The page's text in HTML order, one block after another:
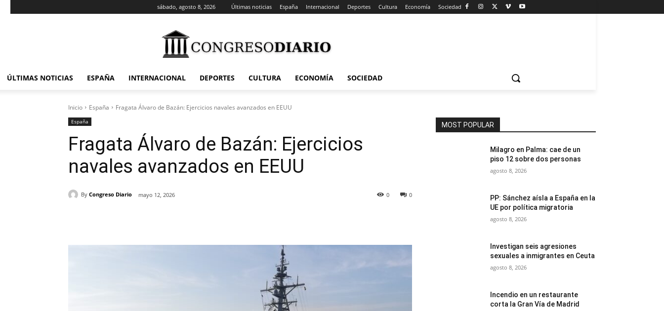
sábado, agosto 8, 2026 Últimas noticias España Internacional Deportes Cultura Economía Sociedad
ÚLTIMAS NOTICIAS ESPAÑA INTERNACIONAL DEPORTES CULTURA ECONOMÍA SOCIEDAD
Inicio España Fragata Álvaro de Bazán: Ejercicios navales avanzados en EEUU
España
Fragata Álvaro de Bazán: Ejercicios
navales avanzados en EEUU
By Congreso Diario mayo 12, 2026 0
0
MOST POPULAR
Milagro en Palma: cae de un
piso 12 sobre dos personas
agosto 8, 2026
PP: Sánchez aísla a España en la
UE por política migratoria
agosto 8, 2026
Investigan seis agresiones
sexuales a inmigrantes en Ceuta
agosto 8, 2026
Incendio en un restaurante
corta la Gran Vía de Madrid